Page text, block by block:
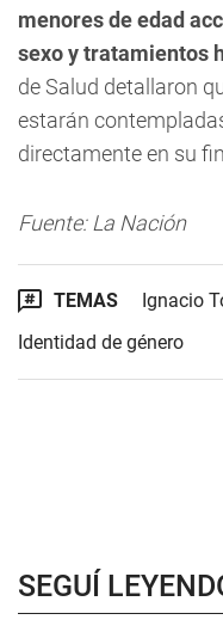
menores de edad
sexo y tratamientos
de Salud detallaron
estarán
directamente en su
Fuente: La Nación
TEMAS Ignacio
Identidad de género
SEGUÍ